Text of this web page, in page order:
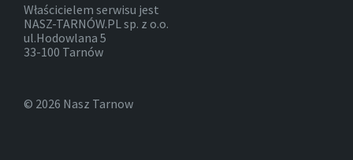
Właścicielem serwisu jest
NASZ-TARNÓW.PL sp. z o.o.
ul.Hodowlana 5
33-100 Tarnów
© 2026 Nasz Tarnow